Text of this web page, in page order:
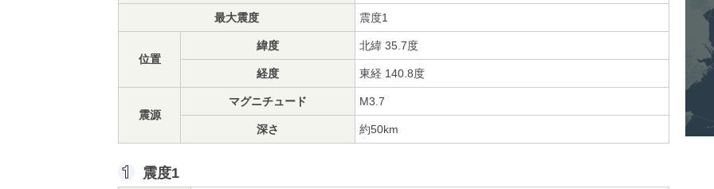
最大震度 震度1
位置
緯度 北緯 35.7度
経度 東経 140.8度
震源
マグニチュード M3.7
深さ 約50km
震度1